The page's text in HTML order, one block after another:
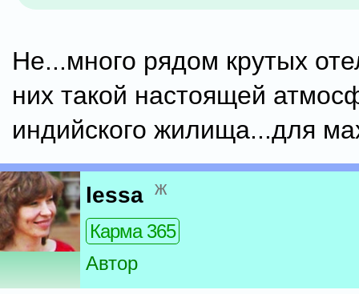
Не...много рядом крутых
них такой настоящей
индийского жилища...для
lessa ж
Карма 365
Автор